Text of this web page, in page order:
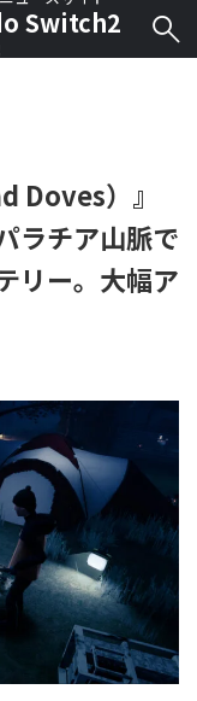
Switch2
Doves）』
ラチア山脈で
リー。大幅ア